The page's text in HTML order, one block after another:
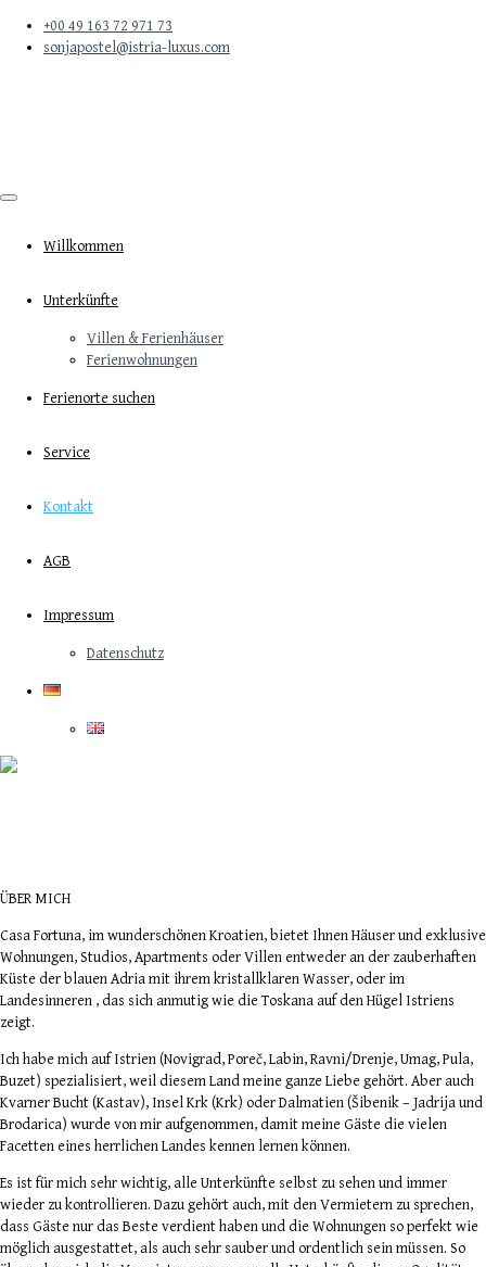
+00 49 163 72 971 73
sonjapostel@istria-luxus.com
Willkommen
Unterkünfte
Villen & Ferienhäuser
Ferienwohnungen
Ferienorte suchen
Service
Kontakt
AGB
Impressum
Datenschutz
ÜBER MICH
Casa Fortuna, im wunderschönen Kroatien, bietet Ihnen Häuser und exklusive
Wohnungen, Studios, Apartments oder Villen entweder an der zauberhaften
Küste der blauen Adria mit ihrem kristallklaren Wasser, oder im
Landesinneren , das sich anmutig wie die Toskana auf den Hügel Istriens
zeigt.
Ich habe mich auf Istrien (Novigrad, Poreč, Labin, Ravni/Drenje, Umag, Pula,
Buzet) spezialisiert, weil diesem Land meine ganze Liebe gehört. Aber auch
Kvarner Bucht (Kastav), Insel Krk (Krk) oder Dalmatien (Šibenik – Jadrija und
Brodarica) wurde von mir aufgenommen, damit meine Gäste die vielen
Facetten eines herrlichen Landes kennen lernen können.
Es ist für mich sehr wichtig, alle Unterkünfte selbst zu sehen und immer
wieder zu kontrollieren. Dazu gehört auch, mit den Vermietern zu sprechen,
dass Gäste nur das Beste verdient haben und die Wohnungen so perfekt wie
möglich ausgestattet, als auch sehr sauber und ordentlich sein müssen. So